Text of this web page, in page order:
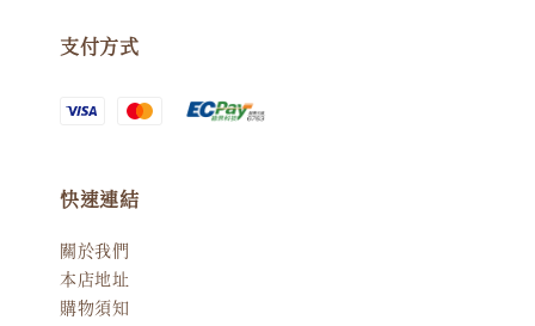
支付方式
快速連結
關於我們
本店地址
購物須知